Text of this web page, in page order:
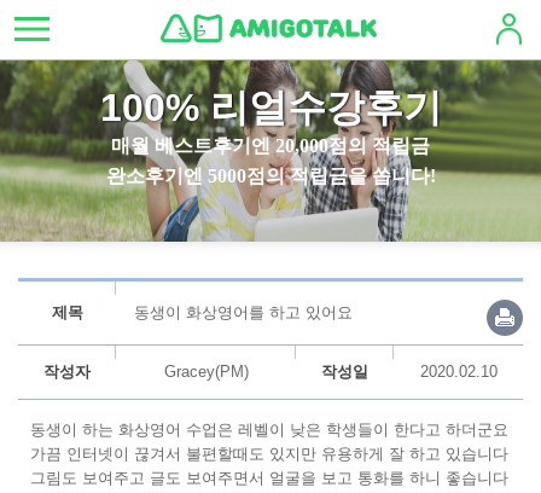
100% 리얼수강후기
매월 베스트후기엔 20,000점의 적립금
완소후기엔 5000점의 적립금을 쏩니다!
제목 동생이 화상영어를 하고 있어요
작성자 Gracey(PM) 작성일 2020.02.10
동생이 하는 화상영어 수업은 레벨이 낮은 학생들이 한다고 하더군요
가끔 인터넷이 끊겨서 불편할때도 있지만 유용하게 잘 하고 있습니다
그림도 보여주고 글도 보여주면서 얼굴을 보고 통화를 하니 좋습니다